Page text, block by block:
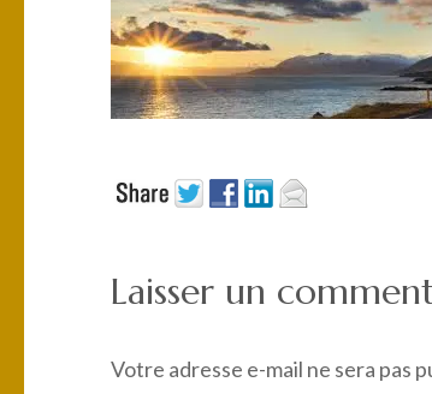
Laisser un
Votre adresse e-mail ne sera pas